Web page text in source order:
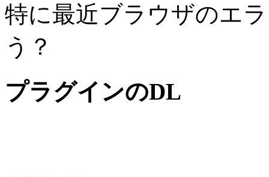
特に最近ブラウザのエ
う？
プラグインのDL